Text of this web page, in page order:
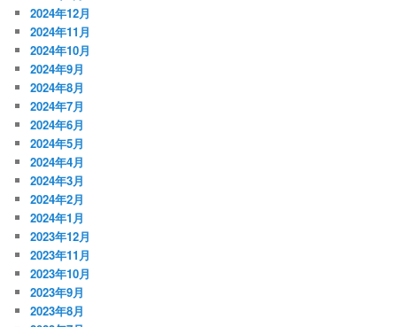
2024年12月
2024年11月
2024年10月
2024年9月
2024年8月
2024年7月
2024年6月
2024年5月
2024年4月
2024年3月
2024年2月
2024年1月
2023年12月
2023年11月
2023年10月
2023年9月
2023年8月